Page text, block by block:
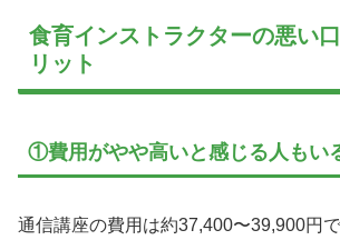
食育インストラクターの悪い
リット
①費用がやや高いと感じる人もい
通信講座の費用は約37,400〜39,900円